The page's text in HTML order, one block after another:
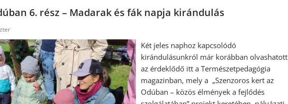
6. rész – Madarak és fák napja kirándulás
Két jeles naphoz kapcsolódó
kirándulásunkról már korábban olvashatott
az érdeklődő itt a Természetpedagógia
magazinban, mely a „Szenzoros kert az
Odúban – közös élmények a fejlődés